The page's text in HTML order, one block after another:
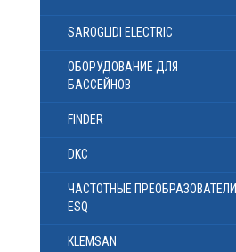
SAROGLIDI ELECTRIC
ОБОРУДОВАНИЕ ДЛЯ
БАССЕЙНОВ
FINDER
DKC
ЧАСТОТНЫЕ ПРЕОБРАЗОВАТЕЛИ
ESQ
KLEMSAN